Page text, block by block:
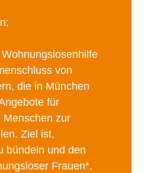
von
die in München
für
Menschen zur
Ziel ist,
bündeln und den
Frauen*,